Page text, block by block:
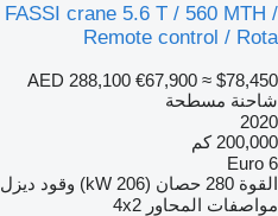
crane 5.6 T / 560 MTH /
Remote control / Rota
AED 288,100 €67,900 ≈ $78,450
شاحنة مسطحة
2020
200,000 كم
Euro 6
القوة 280 حصان (206 kW) وقود
مواصفات المحاور 4x2